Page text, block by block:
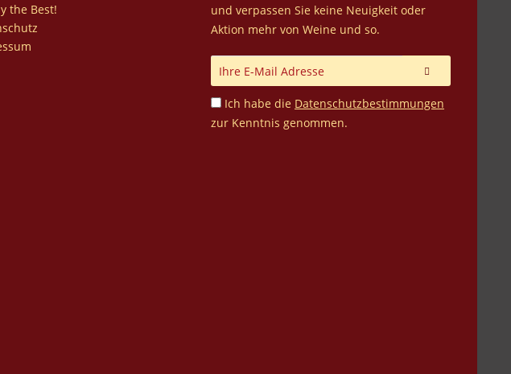
the Best!
und verpassen Sie keine Neuigkeit oder
Aktion mehr von Weine und so.
Ich habe die Datenschutzbestimmungen
zur Kenntnis genommen.